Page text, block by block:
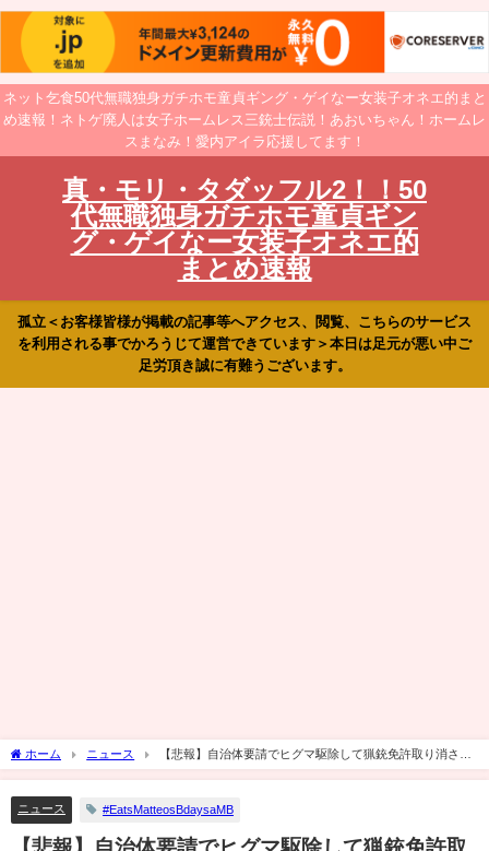
ネット乞食50代無職独身ガチホモ童貞ギング・ゲイなー女装子オネエ的まと
め速報！ネトゲ廃人は女子ホームレス三銃士伝説！あおいちゃん！ホームレ
スまなみ！愛内アイラ応援してます！
真・モリ・タダッフル2！！50
代無職独身ガチホモ童貞ギン
グ・ゲイなー女装子オネエ的
まとめ速報
孤立＜お客様皆様が掲載の記事等へアクセス、閲覧、こちらのサービス
を利用される事でかろうじて運営できています＞本日は足元が悪い中ご
足労頂き誠に有難うございます。
ホーム ニュース
【悲報】自治体要請でヒグマ駆除して猟銃免許取り消され
た人、逆転敗訴へ
ニュース #EatsMatteosBdaysaMB